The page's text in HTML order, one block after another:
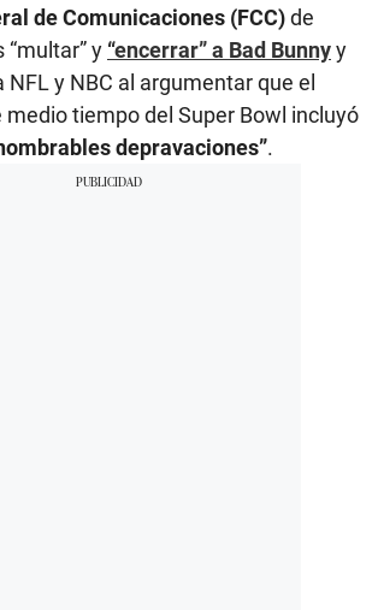
de Comunicaciones (FCC)de
“multar” y “encerrar” a Bad Bunnyy
NFL y NBC al argumentar que el
tiempo del Super Bowl incluyó
depravaciones”.